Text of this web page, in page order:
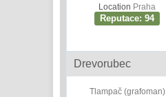
Location Praha
Reputace: 94
Drevorubec
Tlampač (grafoman)